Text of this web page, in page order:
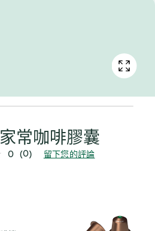
家常咖啡膠囊
0 (0) 留下您的評論